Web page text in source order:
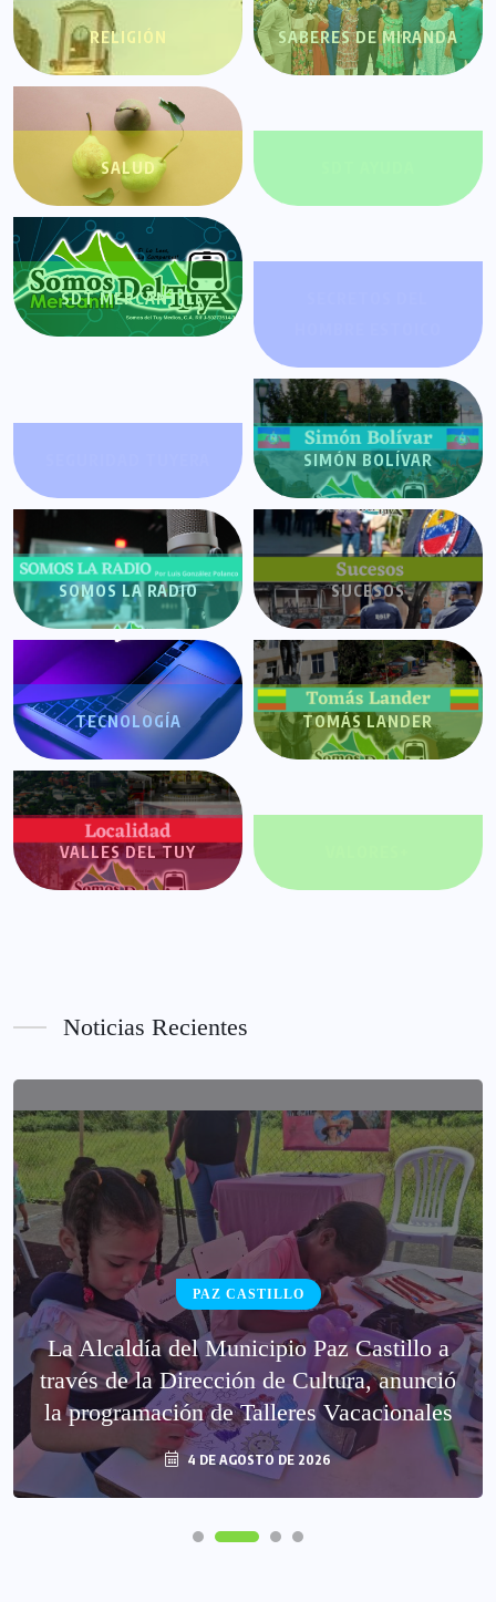
RELIGIÓN SABERES DE MIRANDA
SALUD
SDT MERCANTIL
SIMÓN BOLÍVAR
SOMOS LA RADIO SUCESOS
TECNOLOGÍA TOMÁS LANDER
VALLES DEL TUY
Noticias Recientes
PAZ CASTILLO
La Alcaldía del Municipio Paz Castillo a
través de la Dirección de Cultura, anunció
la programación de Talleres Vacacionales
4 DE AGOSTO DE 2026